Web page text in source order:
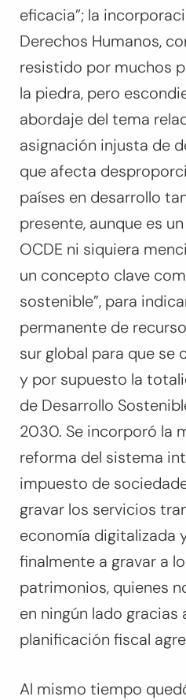
eficacia”; la
Derechos Humanos,
resistido por muchos
la piedra, pero
abordaje del tema
asignación injusta de
que afecta
países en desarrollo
presente, aunque es
OCDE ni siquiera
un concepto clave
sostenible”, para
permanente de
sur global para que se
y por supuesto la
de Desarrollo
2030. Se incorporó la
reforma del sistema
impuesto de
gravar los servicios
economía digitalizada
finalmente a gravar a
patrimonios, quienes
en ningún lado
planificación fiscal
Al mismo tiempo